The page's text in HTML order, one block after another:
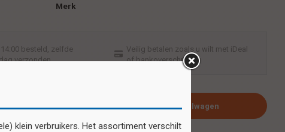
Merk
besteld, zelfde
verzonden
Veilig betalen zoals u wilt met iDeal
of bankoverschrijving
Plaats in winkelwagen
klein verbruikers. Het assortiment verschilt